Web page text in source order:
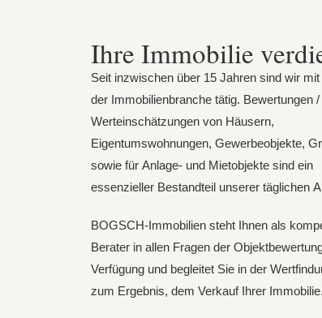
Ihre Immobilie
Seit inzwischen über 15 Jahren sind wir
der Immobilienbranche tätig. Bewertungen /
Werteinschätzungen von Häusern,
Eigentumswohnungen, Gewerbeobjekte,
sowie für Anlage- und Mietobjekte sind ein
essenzieller Bestandteil unserer täglichen
BOGSCH-Immobilien steht Ihnen als
Berater in allen Fragen der
Verfügung und begleitet Sie in der
zum Ergebnis, dem Verkauf Ihrer Immobilie.